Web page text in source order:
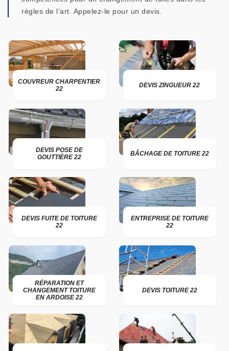
règles de l’art. Appelez-le pour un devis.
COUVREUR CHARPENTIER
22
DEVIS ZINGUEUR 22
DEVIS POSE DE
GOUTTIÈRE 22
BÂCHAGE DE TOITURE 22
DEVIS FUITE DE TOITURE
22
ENTREPRISE DE TOITURE
22
RÉPARATION ET
CHANGEMENT TOITURE
EN ARDOISE 22
DEVIS TOITURE 22